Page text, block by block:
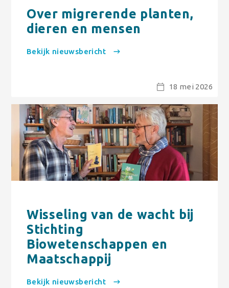
Over migrerende planten,
dieren en mensen
Bekijk nieuwsbericht
18 mei 2026
Wisseling van de wacht bij
Stichting
Biowetenschappen en
Maatschappij
Bekijk nieuwsbericht